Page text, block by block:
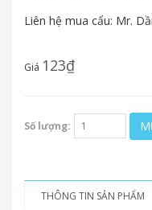
Liên hệ mua cẩu: Mr.
Giá 123₫
Số lượng:
THÔNG TIN SẢN PHẨM